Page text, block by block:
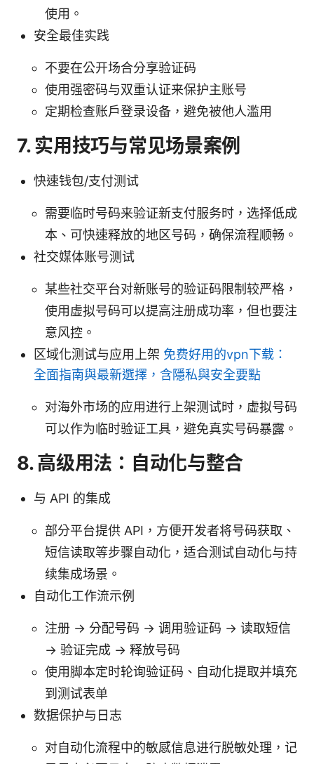
使用。
安全最佳实践
不要在公开场合分享验证码
使用强密码与双重认证来保护主账号
定期检查账户登录设备，避免被他人滥用
7. 实用技巧与常见场景案例
快速钱包/支付测试
需要临时号码来验证新支付服务时，选择低成
本、可快速释放的地区号码，确保流程顺畅。
社交媒体账号测试
某些社交平台对新账号的验证码限制较严格，
使用虚拟号码可以提高注册成功率，但也要注
意风控。
区域化测试与应用上架 免费好用的vpn下载：
全面指南與最新選擇，含隱私與安全要點
对海外市场的应用进行上架测试时，虚拟号码
可以作为临时验证工具，避免真实号码暴露。
8. 高级用法：自动化与整合
与 API 的集成
部分平台提供 API，方便开发者将号码获取、
短信读取等步骤自动化，适合测试自动化与持
续集成场景。
自动化工作流示例
注册 -> 分配号码 -> 调用验证码 -> 读取短信
-> 验证完成 -> 释放号码
使用脚本定时轮询验证码、自动化提取并填充
到测试表单
数据保护与日志
对自动化流程中的敏感信息进行脱敏处理，记